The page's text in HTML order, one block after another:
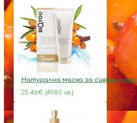
Натурална маска за сияйна
25.46€ (49.80 лв.)